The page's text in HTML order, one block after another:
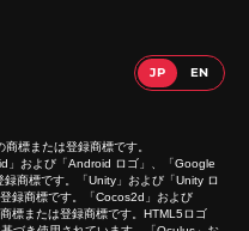
標または登録商標です。
および「Android ロゴ」、「Google
商標です。「Unity」および「Unity ロ
録商標です。「Cocos2d」および
標または登録商標です。HTML5ロゴ